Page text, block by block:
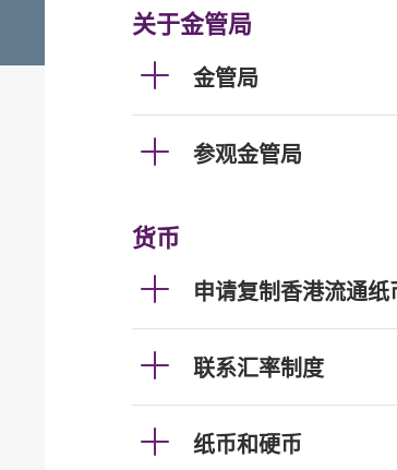
关于金管局
金管局
参观金管局
货币
申请复制香港流通纸
联系汇率制度
纸币和硬币